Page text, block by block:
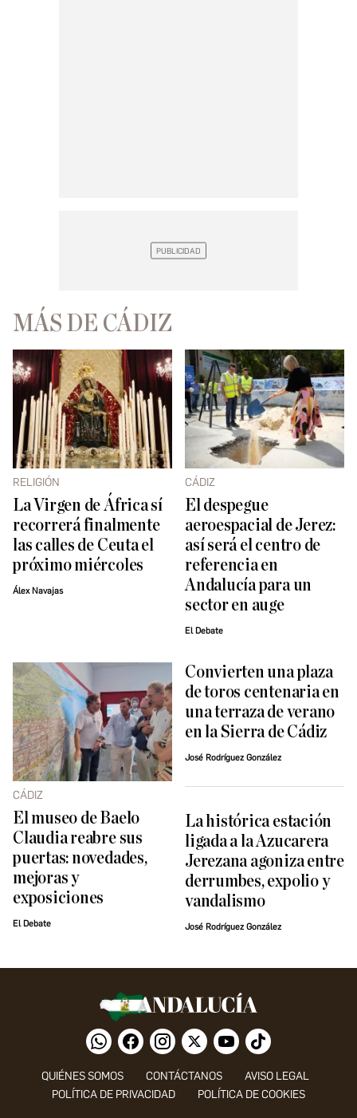
MÁS DE CÁDIZ
RELIGIÓN
La Virgen de África sí
recorrerá finalmente
las calles de Ceuta el
próximo miércoles
Álex Navajas
CÁDIZ
El despegue
aeroespacial de Jerez:
así será el centro de
referencia en
Andalucía para un
sector en auge
El Debate
CÁDIZ
El museo de Baelo
Claudia reabre sus
puertas: novedades,
mejoras y
exposiciones
El Debate
Convierten una plaza
de toros centenaria en
una terraza de verano
en la Sierra de Cádiz
José Rodríguez González
La histórica estación
ligada a la Azucarera
Jerezana agoniza entre
derrumbes, expolio y
vandalismo
José Rodríguez González
QUIÉNES SOMOS CONTÁCTANOS
AVISO LEGAL
POLÍTICA DE PRIVACIDAD
POLÍTICA DE COOKIES